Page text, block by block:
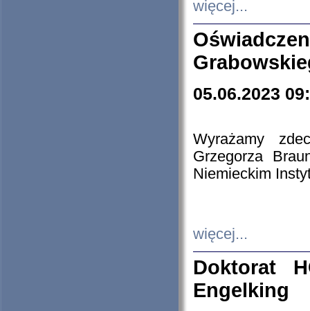
więcej...
05.06.2023
Wyrażamy
Grzegorza
Niemieckim
więcej...
Doktorat
Engelking